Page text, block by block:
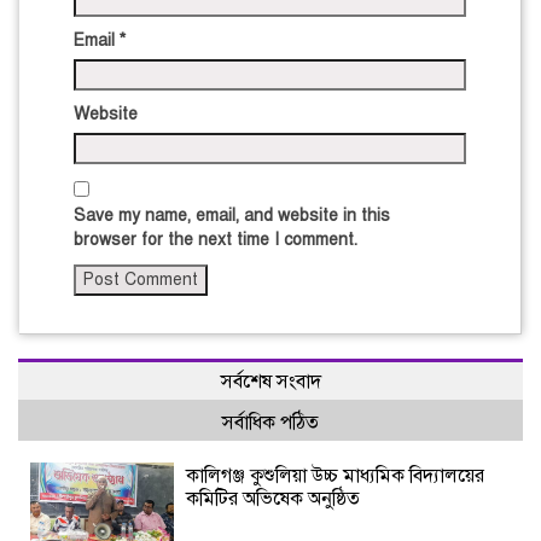
Email *
Website
Save my name, email, and website in this
browser for the next time I comment.
সর্বশেষ সংবাদ
সর্বাধিক পঠিত
কালিগঞ্জ কুশুলিয়া উচ্চ মাধ্যমিক বিদ্যালয়ের
কমিটির অভিষেক অনুষ্ঠিত